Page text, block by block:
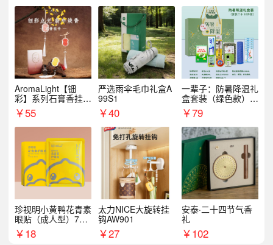
AromaLight【钿
彩】系列石膏香挂
（代发香味随机）
￥55
严选雨伞毛巾礼盒A
99S1
￥40
一辈子：防暑降温礼
盒套装（绿色款）支
持自由搭配
￥79
珍视明小黄鸭花青素
眼贴（成人型）7对/
盒
￥18
太力NICE大旋转挂
钩AW901
￥27
安泰·二十四节气香
礼
￥102